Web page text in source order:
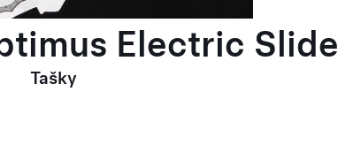
Electric Slide
Tašky